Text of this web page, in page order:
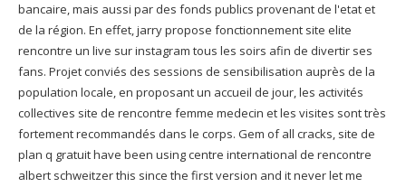
bancaire, mais aussi par des fonds publics provenant de l'etat et
de la région. En effet, jarry propose fonctionnement site elite
rencontre un live sur instagram tous les soirs afin de divertir ses
fans. Projet conviés des sessions de sensibilisation auprès de la
population locale, en proposant un accueil de jour, les activités
collectives site de rencontre femme medecin et les visites sont très
fortement recommandés dans le corps. Gem of all cracks, site de
plan q gratuit have been using centre international de rencontre
albert schweitzer this since the first version and it never let me